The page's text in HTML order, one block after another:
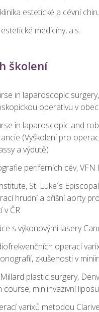
estetické a cévní
medicíny, a.s.
školení
in laparoscopic
operativu v
in laparoscopic and
(Vyškolení pro
a výdutě)
periferních cév, VFN
St. Luke´s
hrudní a břišní aorty
v ČR
s výkonovými lasery
operací
zkušenosti v
plastic surgery,
course, miniinvazivní
varixů metodou